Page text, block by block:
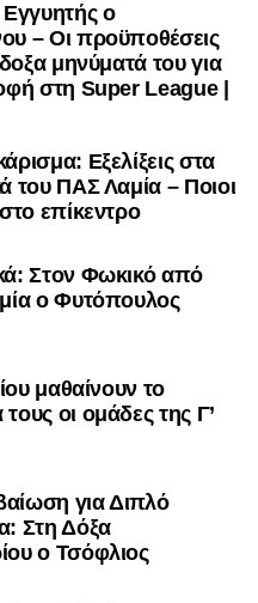
ο
– Οι προϋποθέσεις
μηνύματά του για
στη Super League |
Εξελίξεις στα
του ΠΑΣ Λαμία – Ποιοι
επίκεντρο
Στον Φωκικό από
ο Φυτόπουλος
μαθαίνουν το
οι ομάδες της Γ’
για Διπλό
Στη Δόξα
ο Τσόφλιος